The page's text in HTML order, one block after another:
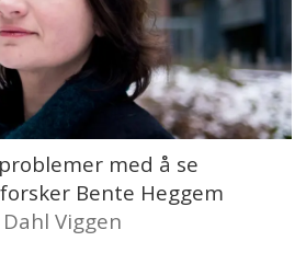
med å se
Bente Heggem
Viggen